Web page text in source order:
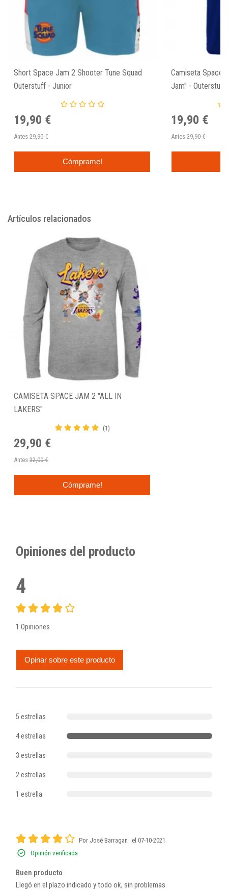
Short Space Jam 2 Shooter Tune Squad
Outerstuff - Junior
19,90 €
Antes 29,90 €
Cómprame!
Camiseta Space
Jam" - Outerstuff
19,90 €
Antes 29,90 €
Artículos relacionados
CAMISETA SPACE JAM 2 "ALL IN
LAKERS"
(1)
29,90 €
Antes 32,00 €
Cómprame!
Opiniones del producto
4
1 Opiniones
Opinar sobre este producto
5 estrellas
4 estrellas
3 estrellas
2 estrellas
1 estrella
Por José Barragan el 07-10-2021
Opinión verificada
Buen producto
Llegó en el plazo indicado y todo ok, sin problemas